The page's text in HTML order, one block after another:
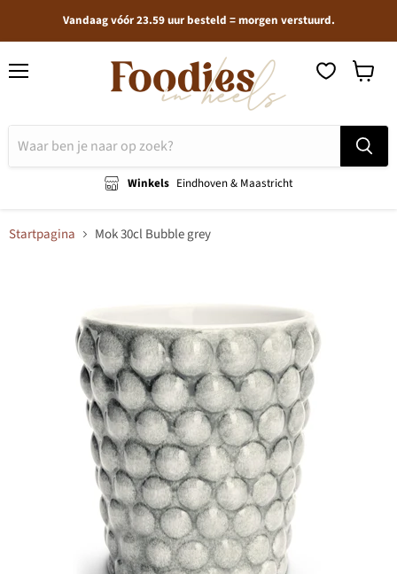
Vandaag vóór 23.59 uur besteld = morgen verstuurd.
Winkels Eindhoven & Maastricht
Startpagina Mok 30cl Bubble grey